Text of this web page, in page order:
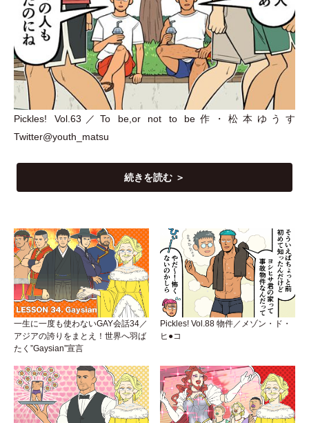
Pickles! Vol.63／To be,or not to be作 ・松本ゆうす
Twitter@youth_matsu
続きを読む ＞
一生に一度も使わないGAY会話34／
アジアの誇りをまとえ！世界へ羽ば
たく”Gaysian”宣言
Pickles! Vol.88 物件／メゾン・ド・
ヒ●コ